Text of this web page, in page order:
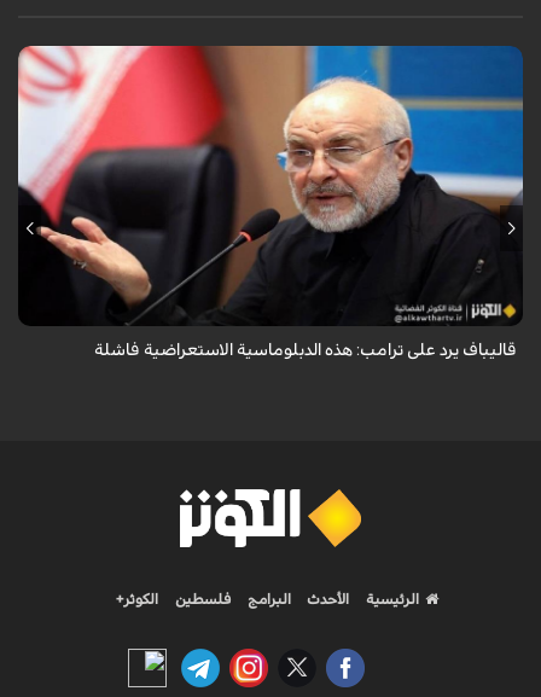
أكد رئيس مجلس الشورى الإسلامي الإيراني أن التصريحات الاستعراضية
والتهديدات المتكررة لم تعد تُجدي نفعاً، واصفاً إياها بالدبلوماسية الفاشلة.
قاليباف يرد على ترامب: هذه الدبلوماسية الاستعراضية فاشلة
الرئيسية الأحدث البرامج فلسطين الكوثر+